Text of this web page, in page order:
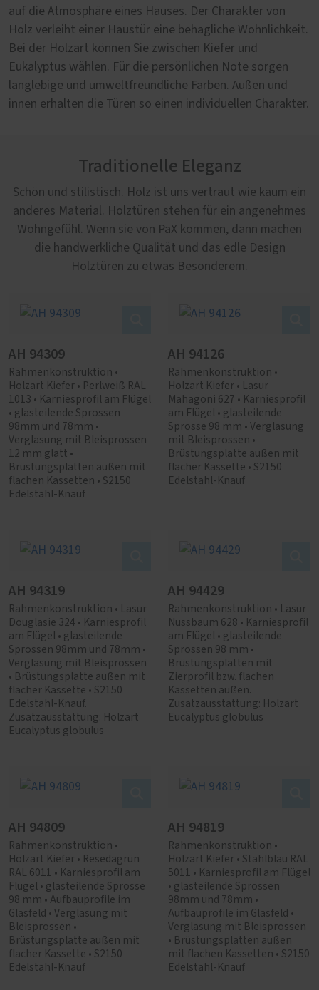
auf die Atmosphäre eines Hauses. Der Charakter von
Holz verleiht einer Haustür eine behagliche Wohnlichkeit.
Bei der Holzart können Sie zwischen Kiefer und
Eukalyptus wählen. Für die persönlichen Note sorgen
langlebige und umweltfreundliche Farben. Außen und
innen erhalten die Türen so einen individuellen Charakter.
Traditionelle Eleganz
Schön und stilistisch. Holz ist uns vertraut wie kaum ein
anderes Material. Holztüren stehen für ein angenehmes
Wohngefühl. Wenn sie von PaX kommen, dann machen
die handwerkliche Qualität und das edle Design
Holztüren zu etwas Besonderem.
AH 94309
Rahmenkonstruktion •
Holzart Kiefer • Perlweiß RAL
1013 • Karniesprofil am Flügel
• glasteilende Sprossen
98mm und 78mm •
Verglasung mit Bleisprossen
12 mm glatt •
Brüstungsplatten außen mit
flachen Kassetten • S2150
Edelstahl-Knauf
AH 94126
Rahmenkonstruktion •
Holzart Kiefer • Lasur
Mahagoni 627 • Karniesprofil
am Flügel • glasteilende
Sprosse 98 mm • Verglasung
mit Bleisprossen •
Brüstungsplatte außen mit
flacher Kassette • S2150
Edelstahl-Knauf
AH 94319
Rahmenkonstruktion • Lasur
Douglasie 324 • Karniesprofil
am Flügel • glasteilende
Sprossen 98mm und 78mm •
Verglasung mit Bleisprossen
• Brüstungsplatte außen mit
flacher Kassette • S2150
Edelstahl-Knauf.
Zusatzausstattung: Holzart
Eucalyptus globulus
AH 94429
Rahmenkonstruktion • Lasur
Nussbaum 628 • Karniesprofil
am Flügel • glasteilende
Sprossen 98 mm •
Brüstungsplatten mit
Zierprofil bzw. flachen
Kassetten außen.
Zusatzausstattung: Holzart
Eucalyptus globulus
AH 94809
Rahmenkonstruktion •
Holzart Kiefer • Resedagrün
RAL 6011 • Karniesprofil am
Flügel • glasteilende Sprosse
98 mm • Aufbauprofile im
Glasfeld • Verglasung mit
Bleisprossen •
Brüstungsplatte außen mit
flacher Kassette • S2150
Edelstahl-Knauf
AH 94819
Rahmenkonstruktion •
Holzart Kiefer • Stahlblau RAL
5011 • Karniesprofil am Flügel
• glasteilende Sprossen
98mm und 78mm •
Aufbauprofile im Glasfeld •
Verglasung mit Bleisprossen
• Brüstungsplatten außen
mit flachen Kassetten • S2150
Edelstahl-Knauf